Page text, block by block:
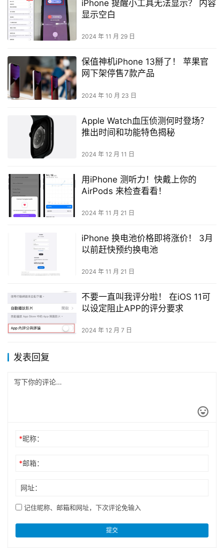
iPhone 提醒小工具无法显示？ 内容
显示空白
2024 年 11 月 29 日
保值神机iPhone 13掰了！ 苹果官
网下架停售7款产品
2024 年 10 月 23 日
Apple Watch血压侦测何时登场？
推出时间和功能特色揭秘
2024 年 12 月 11 日
用iPhone 测听力！快戴上你的
AirPods 来检查看看！
2024 年 11 月 21 日
iPhone 换电池价格即将涨价！ 3月
以前赶快预约换电池
2024 年 11 月 21 日
不要一直叫我评分啦！ 在iOS 11可
以设定阻止APP的评分要求
2024 年 12 月 7 日
发表回复
*昵称：
*邮箱：
网址：
记住昵称、邮箱和网址，下次评论免输入
提交